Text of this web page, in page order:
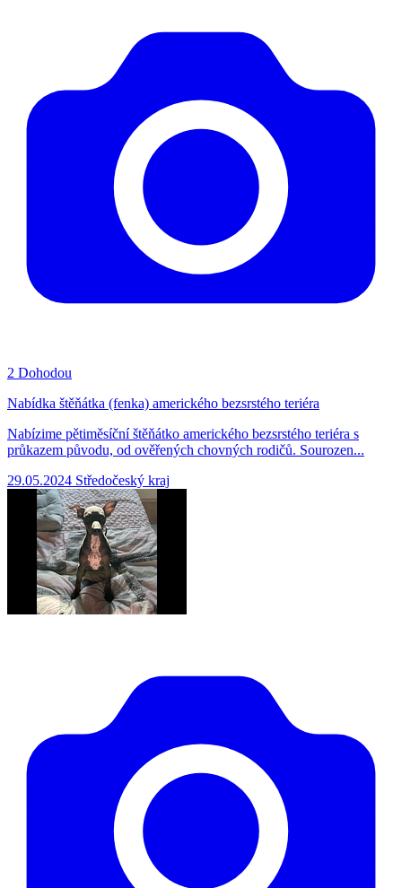
2 Dohodou
Nabídka štěňátka (fenka) amerického bezsrstého teriéra
Nabízime pětiměsíční štěňátko amerického bezsrstého teriéra s
průkazem původu, od ověřených chovných rodičů. Sourozen...
29.05.2024 Středočeský kraj